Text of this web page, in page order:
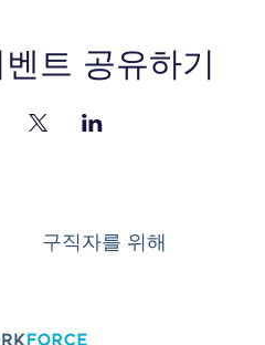
벤트 공유하기
구직자를 위해